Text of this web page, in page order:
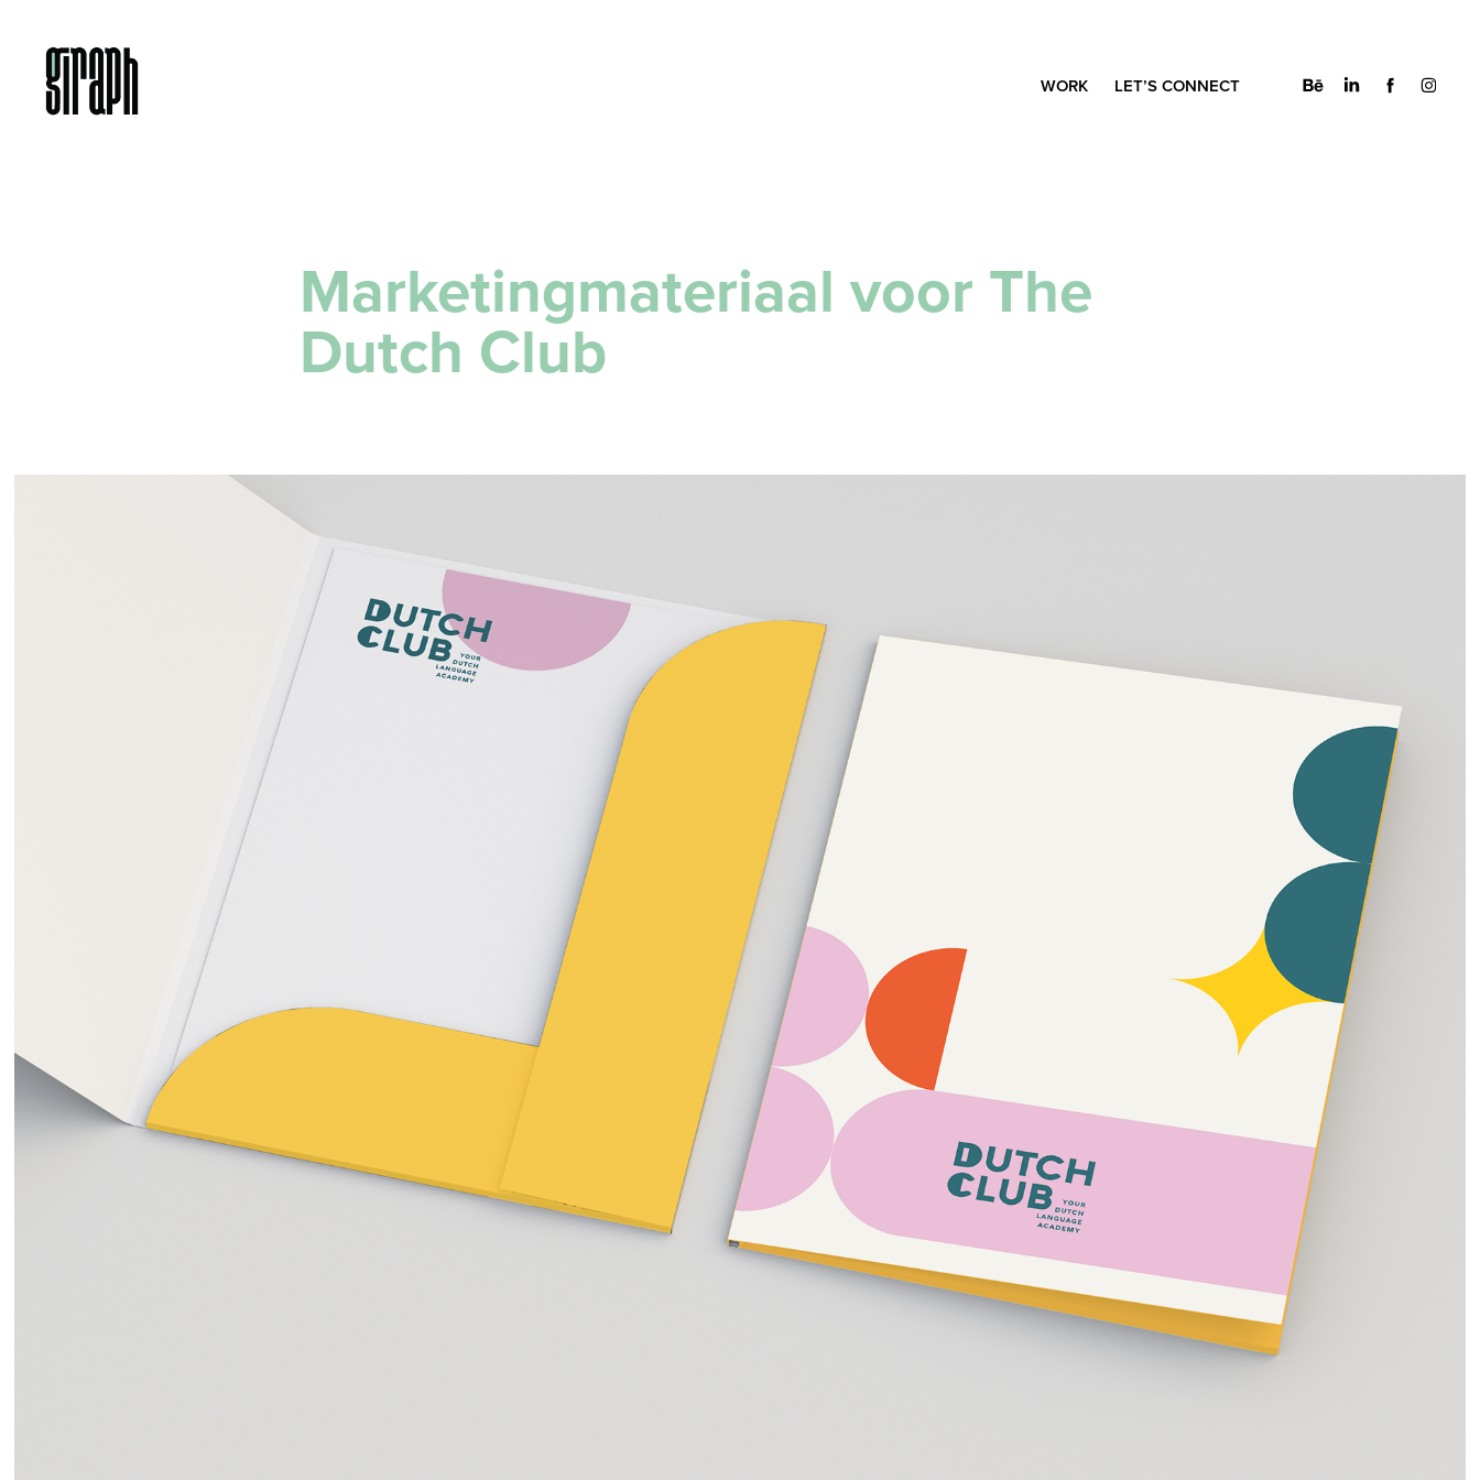
WORK LET’S CONNECT
Marketingmateriaal voor The
Dutch Club